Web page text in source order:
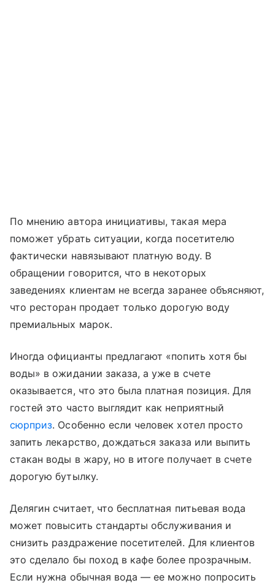
По мнению автора инициативы, такая мера
поможет убрать ситуации, когда посетителю
фактически навязывают платную воду. В
обращении говорится, что в некоторых
заведениях клиентам не всегда заранее объясняют,
что ресторан продает только дорогую воду
премиальных марок.
Иногда официанты предлагают «попить хотя бы
воды» в ожидании заказа, а уже в счете
оказывается, что это была платная позиция. Для
гостей это часто выглядит как неприятный
сюрприз. Особенно если человек хотел просто
запить лекарство, дождаться заказа или выпить
стакан воды в жару, но в итоге получает в счете
дорогую бутылку.
Делягин считает, что бесплатная питьевая вода
может повысить стандарты обслуживания и
снизить раздражение посетителей. Для клиентов
это сделало бы поход в кафе более прозрачным.
Если нужна обычная вода — ее можно попросить